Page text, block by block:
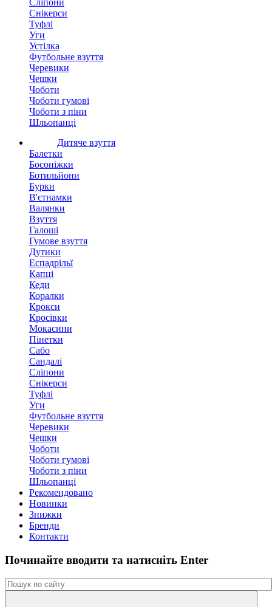
Сліпони
Снікерси
Туфлі
Уги
Устілка
Футбольне взуття
Черевики
Чешки
Чоботи
Чоботи гумові
Чоботи з піни
Шльопанці
Дитяче взуття
Балетки
Босоніжки
Ботильйони
Бурки
В'єтнамки
Валянки
Взуття
Галоші
Гумове взуття
Дутики
Еспадрільї
Капці
Кеди
Коралки
Крокси
Кросівки
Мокасини
Пінетки
Сабо
Сандалі
Сліпони
Снікерси
Туфлі
Уги
Футбольне взуття
Черевики
Чешки
Чоботи
Чоботи гумові
Чоботи з піни
Шльопанці
Рекомендовано
Новинки
Знижки
Бренди
Контакти
Починайте вводити та натиснiть Enter